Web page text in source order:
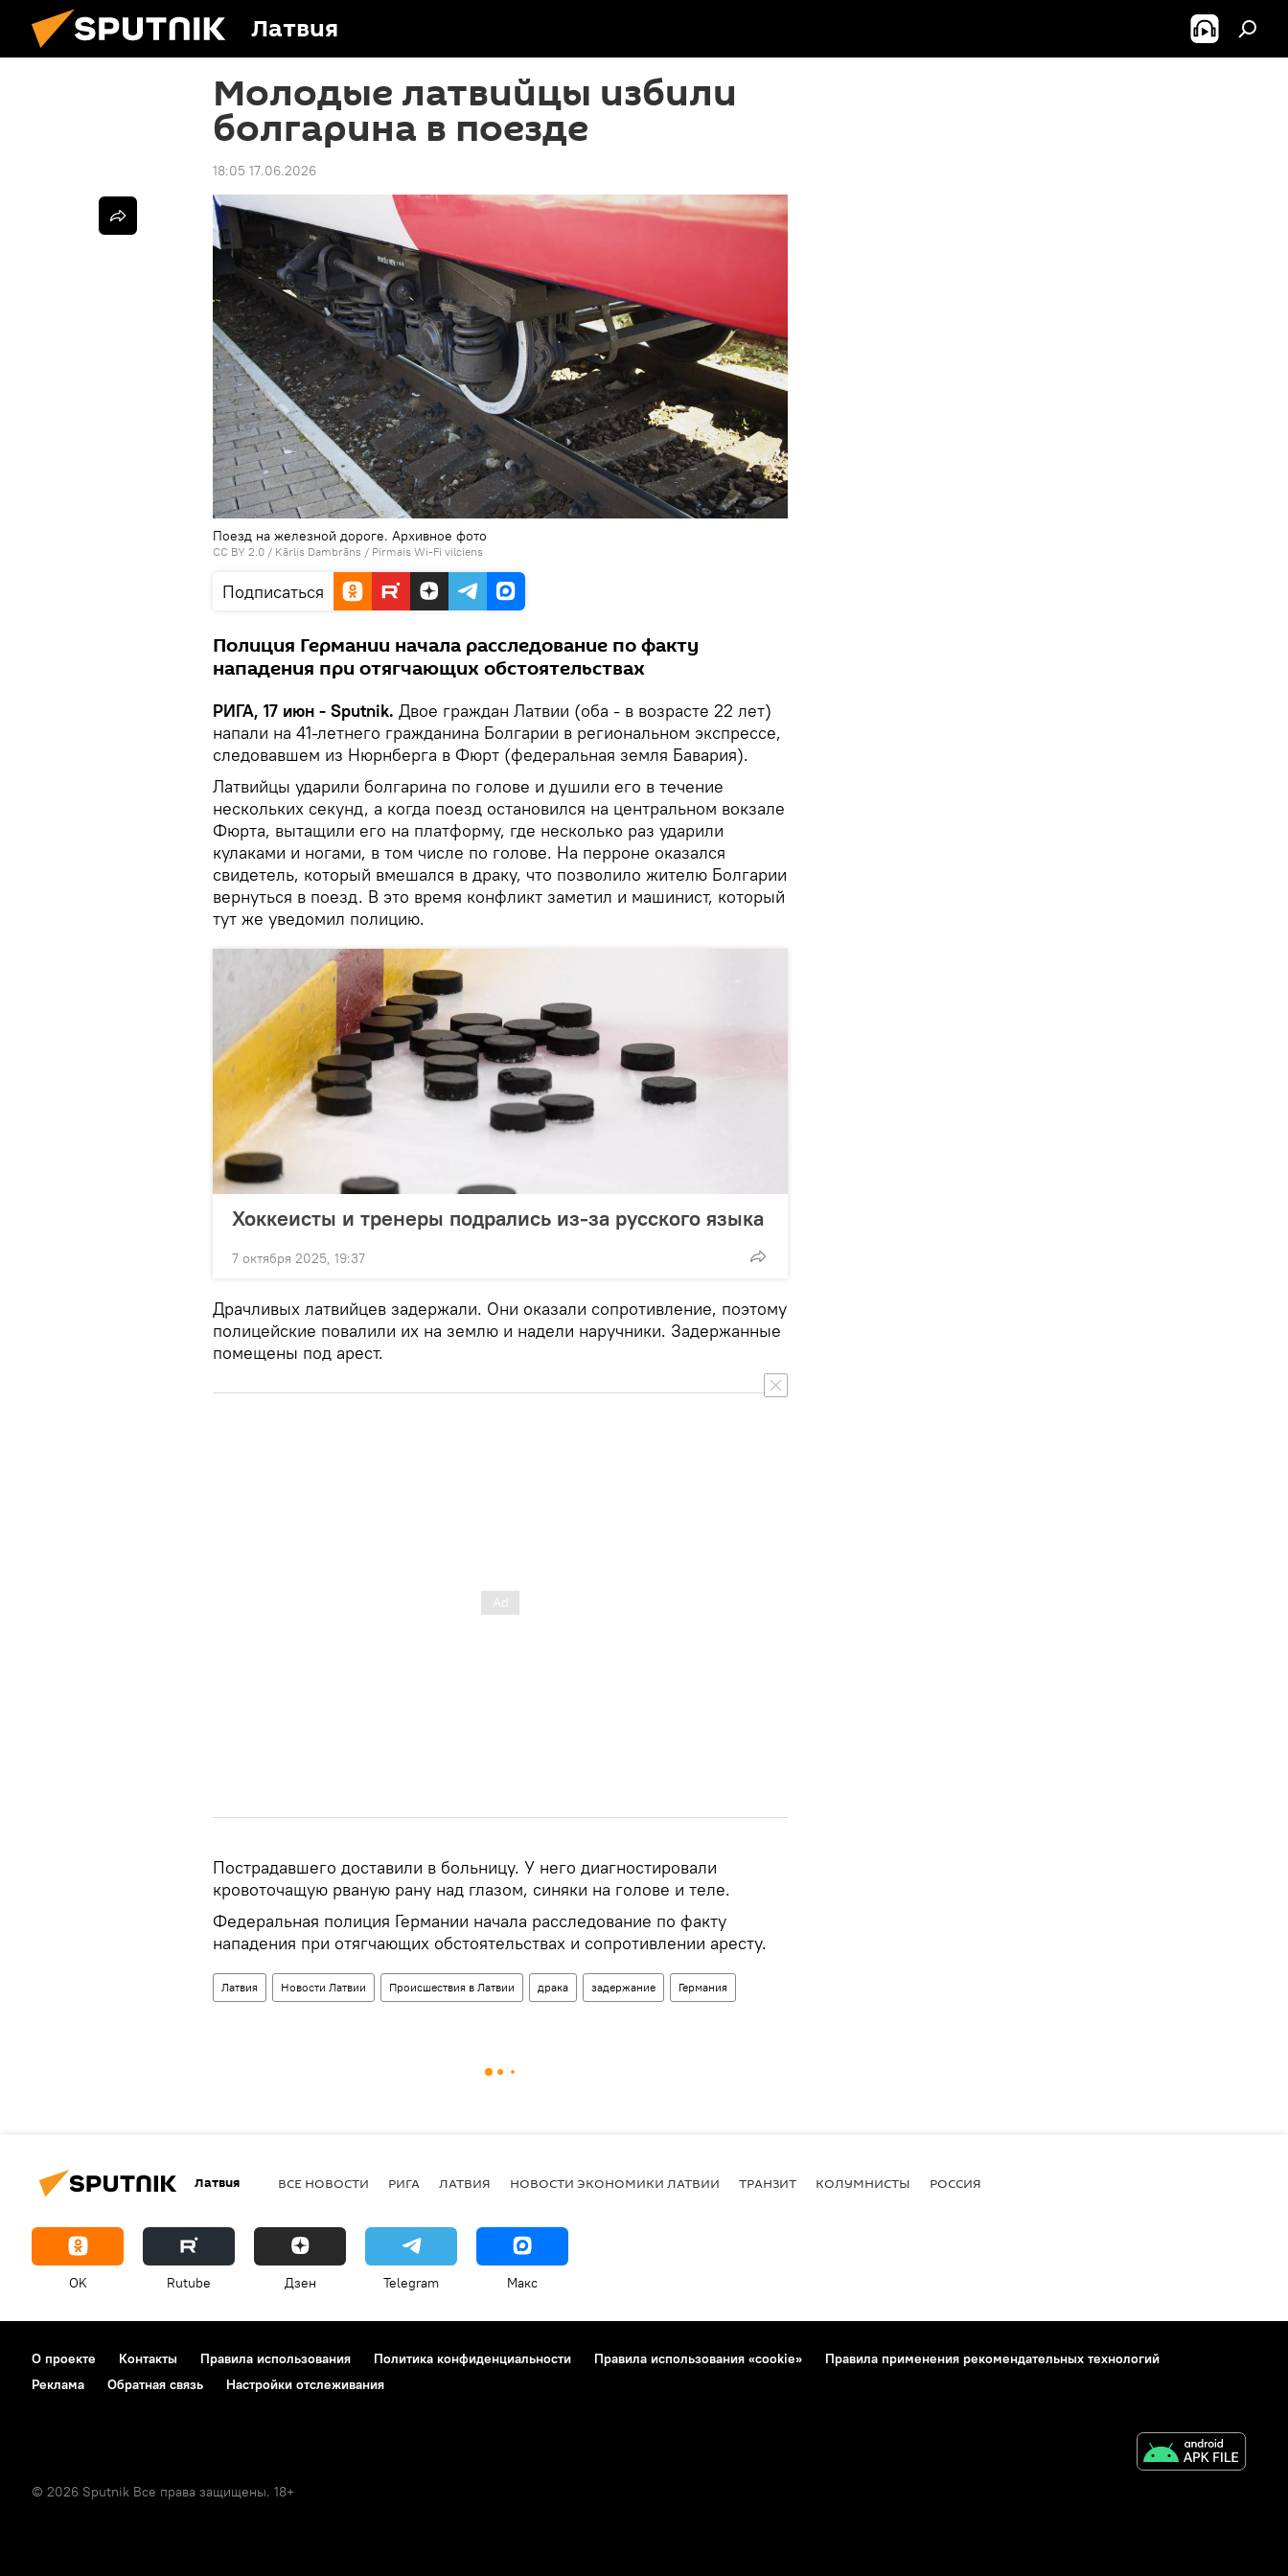
Латвия
Молодые латвийцы избили
болгарина в поезде
18:05 17.06.2026
Поезд на железной дороге. Архивное фото
CC BY 2.0 / Kārlis Dambrāns / Pirmais Wi-Fi vilciens
Подписаться
Полиция Германии начала расследование по факту
нападения при отягчающих обстоятельствах
РИГА, 17 июн - Sputnik. Двое граждан Латвии (оба - в возрасте 22 лет)
напали на 41-летнего гражданина Болгарии в региональном экспрессе,
следовавшем из Нюрнберга в Фюрт (федеральная земля Бавария).
Латвийцы ударили болгарина по голове и душили его в течение
нескольких секунд, а когда поезд остановился на центральном вокзале
Фюрта, вытащили его на платформу, где несколько раз ударили
кулаками и ногами, в том числе по голове. На перроне оказался
свидетель, который вмешался в драку, что позволило жителю Болгарии
вернуться в поезд. В это время конфликт заметил и машинист, который
тут же уведомил полицию.
Хоккеисты и тренеры подрались из-за русского языка
7 октября 2025, 19:37
Драчливых латвийцев задержали. Они оказали сопротивление, поэтому
полицейские повалили их на землю и надели наручники. Задержанные
помещены под арест.
Пострадавшего доставили в больницу. У него диагностировали
кровоточащую рваную рану над глазом, синяки на голове и теле.
Федеральная полиция Германии начала расследование по факту
нападения при отягчающих обстоятельствах и сопротивлении аресту.
Латвия Новости Латвии Происшествия в Латвии драка задержание Германия
Латвия ВСЕ НОВОСТИ РИГА ЛАТВИЯ НОВОСТИ ЭКОНОМИКИ ЛАТВИИ ТРАНЗИТ КОЛУМНИСТЫ РОССИЯ
OK Rutube Дзен Telegram Макс
О проекте Контакты Правила использования Политика конфиденциальности Правила использования «cookie»
Правила применения рекомендательных технологий
Реклама
Обратная связь Настройки отслеживания
© 2026 Sputnik Все права защищены. 18+